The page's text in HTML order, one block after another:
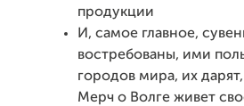
продукции
И, самое главное,
востребованы, ими
городов мира, их
Мерч о Волге живет